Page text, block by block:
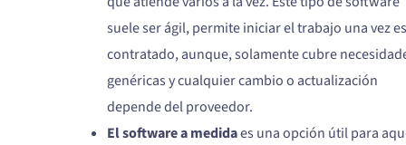
suele ser ágil, permite iniciar el trabajo una vez es
contratado, aunque, solamente cubre
genéricas y cualquier cambio o actualización
depende del proveedor.
El software a medidaes una opción útil para